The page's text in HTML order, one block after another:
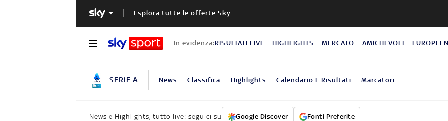
Esplora tutte le offerte Sky
In evidenza:RISULTATI LIVE HIGHLIGHTS MERCATO AMICHEVOLI EUROPEI
SERIE A News Classifica Highlights Calendario E Risultati Marcatori
News e Highlights, tutto live: seguici su Google Discover Fonti Preferite